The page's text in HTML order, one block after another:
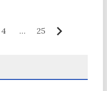
4 … 25